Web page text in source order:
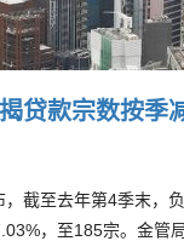
贷款宗数按季
截至去年第4季末，
，至185宗。金管